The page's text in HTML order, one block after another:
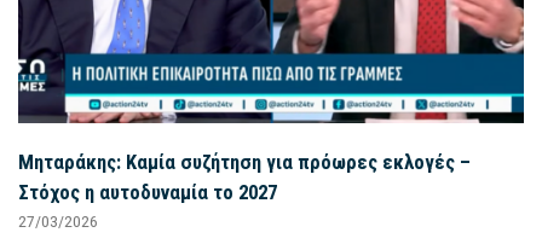
Μηταράκης: Καμία συζήτηση για πρόωρες εκλογές –
Στόχος η αυτοδυναμία το 2027
27/03/2026